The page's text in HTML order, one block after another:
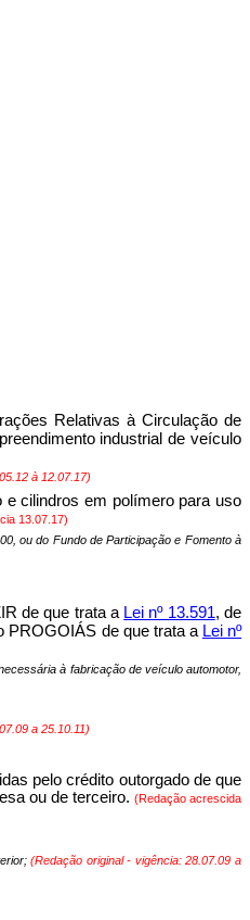
Relativas à Circulação de
industrial de veículo
à 12.07.17)
e cilindros em polímero para uso
13.07.17)
ou do Fundo de Participação e Fomento à
de que trata a Lei nº 13.591, de
PROGOIÁS de que trata a Lei nº
à fabricação de veículo automotor,
a 25.10.11)
pelo crédito outorgado de que
ou de terceiro. (Redação acrescida
(Redação original - vigência:28.07.09 a